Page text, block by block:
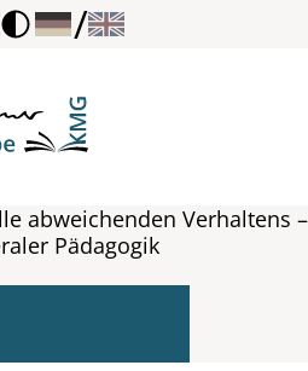
/
abweichenden Verhaltens –
Pädagogik